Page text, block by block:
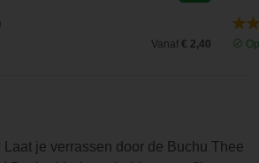
Vanaf € 2,40
je verrassen door de Buchu Thee